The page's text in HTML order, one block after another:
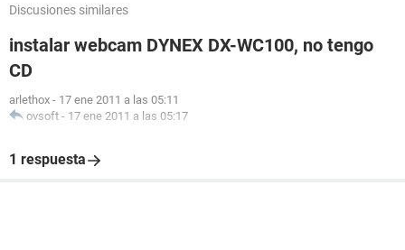
Discusiones similares
instalar webcam DYNEX DX-WC100, no tengo
CD
arlethox - 17 ene 2011 a las 05:11
ovsoft - 17 ene 2011 a las 05:17
1 respuesta